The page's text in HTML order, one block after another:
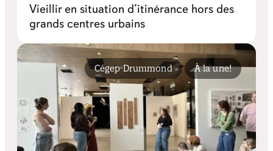
Vieillir en situation d’itinérance hors des
grands centres urbains
Cégep Drummond À la une!